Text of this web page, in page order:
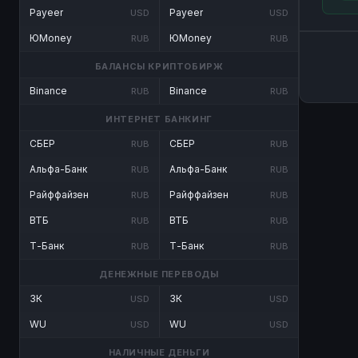
Payeer USD
ЮMoney RUB
Payeer USD
ЮMoney RUB
БАЛАНСЫ КРИПТОБИРЖ
Binance RUB Binance RUB
ИНТЕРНЕТ БАНКИНГ
СБЕР RUB
Альфа-Банк RUB
Райффайзен RUB
ВТБ RUB
Т-Банк RUB
СБЕР RUB
Альфа-Банк RUB
Райффайзен RUB
ВТБ RUB
Т-Банк RUB
ДЕНЕЖНЫЕ ПЕРЕВОДЫ
ЗК USD
WU USD
ЗК USD
WU USD
НАЛИЧНЫЕ ДЕНЬГИ